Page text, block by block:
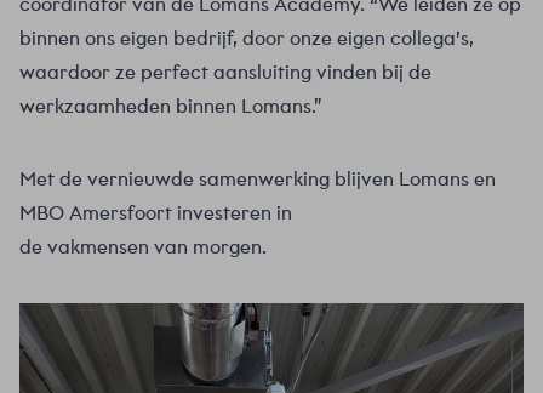
binnen ons eigen bedrijf, door onze eigen collega’s,
waardoor ze perfect aansluiting vinden bij de
werkzaamheden binnen Lomans.”
Met de vernieuwde samenwerking blijven Lomans en
MBO Amersfoort investeren in
de vakmensen van morgen.